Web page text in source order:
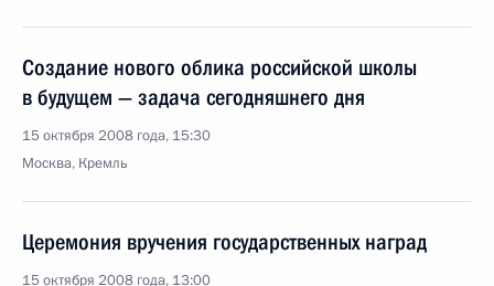
Создание нового облика российской школы
в будущем — задача сегодняшнего дня
15 октября 2008 года, 15:30
Москва, Кремль
Церемония вручения государственных наград
15 октября 2008 года, 13:00